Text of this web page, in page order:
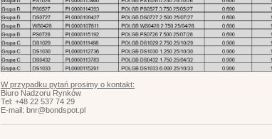
W przypadku pytań prosimy o kontakt:
Biuro Nadzoru Rynków
Tel: +48 22 537 74 29
E-mail: bnr@bondspot.pl